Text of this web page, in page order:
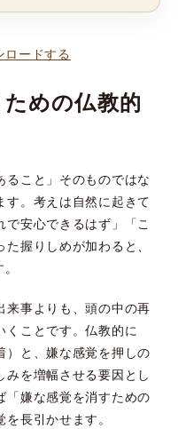
ードする
めの仏教的
ること」そのものではな
す。考えは自然に起きて
安心できるはず」「こ
握りしめが加わると、
来事よりも、頭の中の再
くことです。仏教的に
）と、嫌な感覚を押しの
みを増幅させる要因とし
「嫌な感覚を消すための
長引かせます。